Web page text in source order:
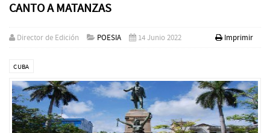
CANTO A MATANZAS
Imprimir
Director de Edición POESIA 14 Junio 2022
CUBA